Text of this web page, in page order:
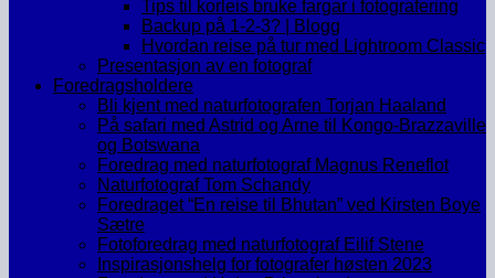
Tips til korleis bruke fargar i fotografering
Backup på 1-2-3? | Blogg
Hvordan reise på tur med Lightroom Classic
Presentasjon av en fotograf
Foredragsholdere
Bli kjent med naturfotografen Torjan Haaland
På safari med Astrid og Arne til Kongo-Brazzaville
og Botswana
Foredrag med naturfotograf Magnus Reneflot
Naturfotograf Tom Schandy
Foredraget “En reise til Bhutan” ved Kirsten Boye
Sætre
Fotoforedrag med naturfotograf Eilif Stene
Inspirasjonshelg for fotografer høsten 2023